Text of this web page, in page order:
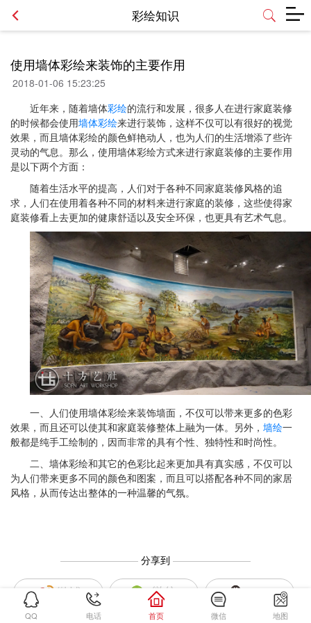
彩绘知识
QQ 电话 首页 微信 地图
使用墙体彩绘来装饰的主要作用
2018-01-06 15:23:25
近年来，随着墙体彩绘的流行和发展，很多人在进行家庭装修
的时候都会使用墙体彩绘来进行装饰，这样不仅可以有很好的视觉
效果，而且墙体彩绘的颜色鲜艳动人，也为人们的生活增添了些许
灵动的气息。那么，使用墙体彩绘方式来进行家庭装修的主要作用
是以下两个方面：
随着生活水平的提高，人们对于各种不同家庭装修风格的追
求，人们在使用着各种不同的材料来进行家庭的装修，这些使得家
庭装修看上去更加的健康舒适以及安全环保，也更具有艺术气息。
一、人们使用墙体彩绘来装饰墙面，不仅可以带来更多的色彩
效果，而且还可以使其和家庭装修整体上融为一体。另外， 墙绘一
般都是纯手工绘制的，因而非常的具有个性、独特性和时尚性。
二、墙体彩绘和其它的色彩比起来更加具有真实感，不仅可以
为人们带来更多不同的颜色和图案，而且可以搭配各种不同的家居
风格，从而传达出整体的一种温馨的气氛。
———————— 分享到 ————————